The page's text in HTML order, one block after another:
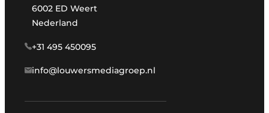
6002 ED Weert
Nederland
+31 495 450095
info@louwersmediagroep.nl